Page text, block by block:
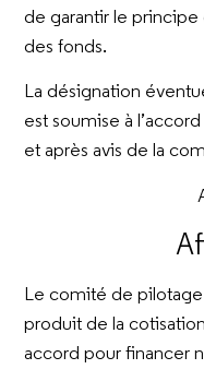
de garantir le principe
des fonds.
La désignation
est soumise à
et après avis de la
Le comité de
produit de la
accord pour financer